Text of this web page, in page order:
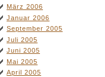
März 2006
Januar 2006
September 2005
Juli 2005
Juni 2005
Mai 2005
April 2005